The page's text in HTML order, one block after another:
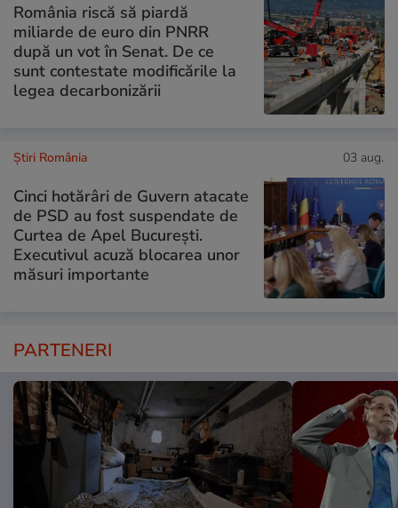
România riscă să piardă
miliarde de euro din PNRR
după un vot în Senat. De ce
sunt contestate modificările la
legea decarbonizării
Știri România 03 aug.
Cinci hotărâri de Guvern atacate
de PSD au fost suspendate de
Curtea de Apel București.
Executivul acuză blocarea unor
măsuri importante
PARTENERI